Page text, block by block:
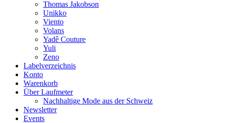
Thomas Jakobson
Unikko
Viento
Volans
Yadê Couture
Yuli
Zeno
Labelverzeichnis
Konto
Warenkorb
Über Laufmeter
Nachhaltige Mode aus der Schweiz
Newsletter
Events